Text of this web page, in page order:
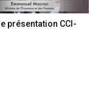
présentation CCI-